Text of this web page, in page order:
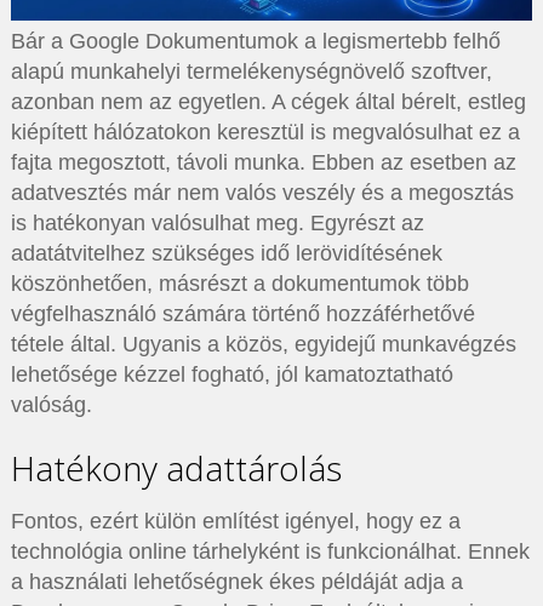
Bár a Google Dokumentumok a legismertebb felhő
alapú munkahelyi termelékenységnövelő szoftver,
azonban nem az egyetlen. A cégek által bérelt, estleg
kiépített hálózatokon keresztül is megvalósulhat ez a
fajta megosztott, távoli munka. Ebben az esetben az
adatvesztés már nem valós veszély és a megosztás
is hatékonyan valósulhat meg. Egyrészt az
adatátvitelhez szükséges idő lerövidítésének
köszönhetően, másrészt a dokumentumok több
végfelhasználó számára történő hozzáférhetővé
tétele által. Ugyanis a közös, egyidejű munkavégzés
lehetősége kézzel fogható, jól kamatoztatható
valóság.
Hatékony adattárolás
Fontos, ezért külön említést igényel, hogy ez a
technológia online tárhelyként is funkcionálhat. Ennek
a használati lehetőségnek ékes példáját adja a